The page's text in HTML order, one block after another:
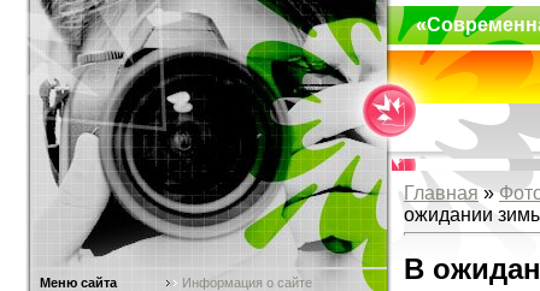
Меню сайта
Информация о сайте
Главная»
ожидании
В